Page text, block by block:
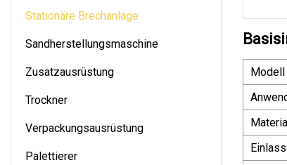
Stationäre Brechanlage
Sandherstellungsmaschine
Zusatzausrüstung
Trockner
Verpackungsausrüstung
Palettierer
Modell